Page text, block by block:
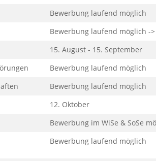
Bewerbung laufend möglich
Bewerbung laufend möglich ->
15. August - 15. September
Bewerbung laufend möglich
Bewerbung laufend möglich
12. Oktober
Bewerbung im WiSe & SoSe
Bewerbung laufend möglich